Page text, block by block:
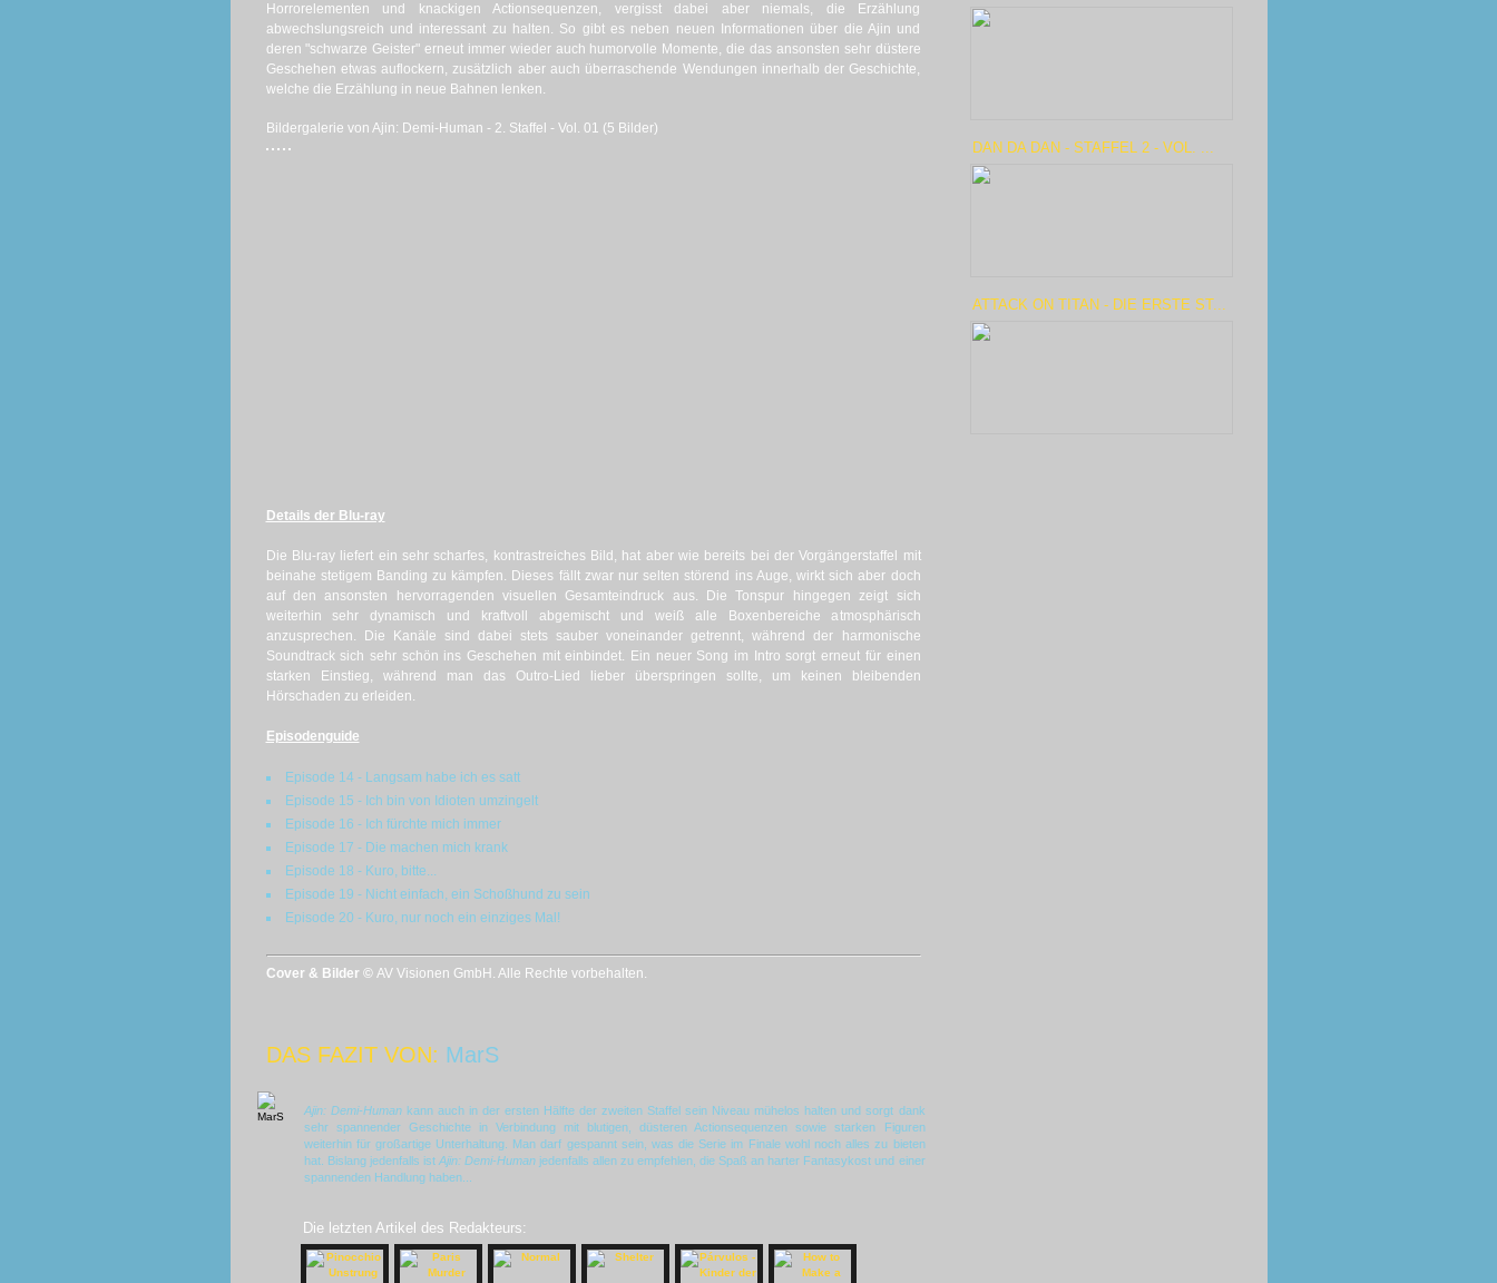
Horrorelementen und knackigen Actionsequenzen, vergisst dabei aber niemals, die Erzählung
abwechslungsreich und interessant zu halten. So gibt es neben neuen Informationen über die Ajin und
deren "schwarze Geister" erneut immer wieder auch humorvolle Momente, die das ansonsten sehr düstere
Geschehen etwas auflockern, zusätzlich aber auch überraschende Wendungen innerhalb der Geschichte,
welche die Erzählung in neue Bahnen lenken.
Bildergalerie von Ajin: Demi-Human - 2. Staffel - Vol. 01 (5 Bilder)
Details der Blu-ray
Die Blu-ray liefert ein sehr scharfes, kontrastreiches Bild, hat aber wie bereits bei der Vorgängerstaffel mit
beinahe stetigem Banding zu kämpfen. Dieses fällt zwar nur selten störend ins Auge, wirkt sich aber doch
auf den ansonsten hervorragenden visuellen Gesamteindruck aus. Die Tonspur hingegen zeigt sich
weiterhin sehr dynamisch und kraftvoll abgemischt und weiß alle Boxenbereiche atmosphärisch
anzusprechen. Die Kanäle sind dabei stets sauber voneinander getrennt, während der harmonische
Soundtrack sich sehr schön ins Geschehen mit einbindet. Ein neuer Song im Intro sorgt erneut für einen
starken Einstieg, während man das Outro-Lied lieber überspringen sollte, um keinen bleibenden
Hörschaden zu erleiden.
Episodenguide
Episode 14 - Langsam habe ich es satt
Episode 15 - Ich bin von Idioten umzingelt
Episode 16 - Ich fürchte mich immer
Episode 17 - Die machen mich krank
Episode 18 - Kuro, bitte...
Episode 19 - Nicht einfach, ein Schoßhund zu sein
Episode 20 - Kuro, nur noch ein einziges Mal!
Cover & Bilder © AV Visionen GmbH. Alle Rechte vorbehalten.
DAS FAZIT VON: MarS
Ajin: Demi-Humankann auch in der ersten Hälfte der zweiten Staffel sein Niveau mühelos halten und sorgt dank
sehr spannender Geschichte in Verbindung mit blutigen, düsteren Actionsequenzen sowie starken Figuren
weiterhin für großartige Unterhaltung. Man darf gespannt sein, was die Serie im Finale wohl noch alles zu bieten
hat. Bislang jedenfalls ist Ajin: Demi-Humanjedenfalls allen zu empfehlen, die Spaß an harter Fantasykost und einer
spannenden Handlung haben...
Die letzten Artikel des Redakteurs:
DAN DA DAN - STAFFEL 2 - VOL. ...
ATTACK ON TITAN - DIE ERSTE ST...